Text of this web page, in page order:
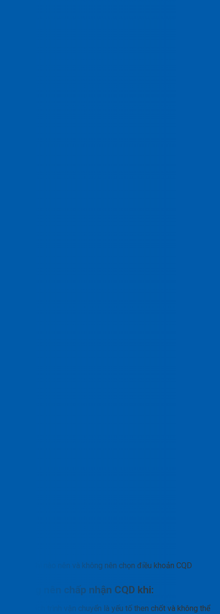
Khi nào nên và không nên chọn điều khoản CQD
Không nên chấp nhận CQD khi:
Lịch trình vận chuyển là yếu tố then chốt và không thể